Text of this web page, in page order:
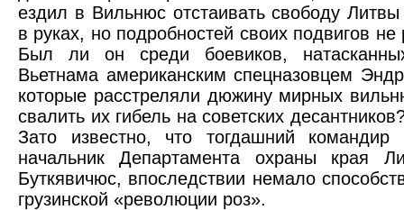
ездил в Вильнюс отстаивать свободу
в руках, но подробностей своих подвигов не
Был ли он среди боевиков,
Вьетнама американским спецназовцем
которые расстреляли дюжину мирных
свалить их гибель на советских
Зато известно, что тогдашний командир
начальник Департамента охраны края
Буткявичюс, впоследствии немало
грузинской «революции роз».